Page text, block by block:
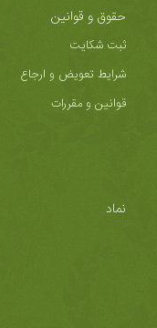
حقوق و قوانین
ثبت شکایت
شرایط تعویض و ارجاع
قوانین و مقررات
نماد